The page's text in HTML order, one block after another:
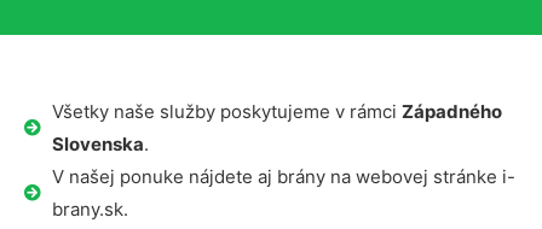
Všetky naše služby poskytujeme v rámci Západného
Slovenska.
V našej ponuke nájdete aj brány na webovej stránke i-
brany.sk.